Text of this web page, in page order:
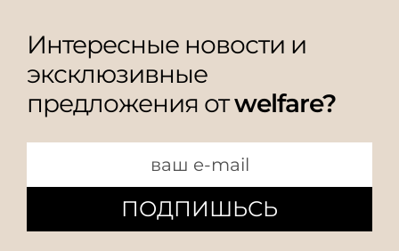
Интересные новости и
эксклюзивные
предложения отwelfare?
ПОДПИШЬСЬ